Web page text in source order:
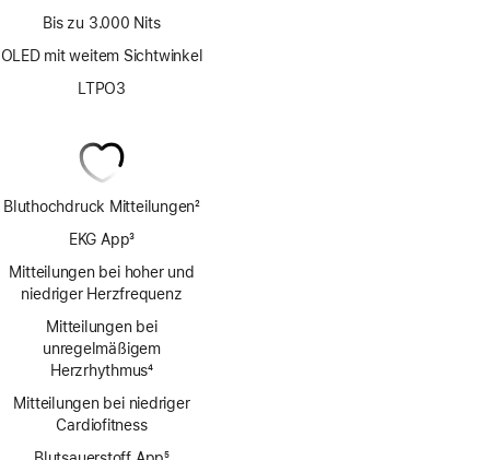
Bis zu 3.000 Nits
OLED mit weitem Sichtwinkel
LTPO3
Bluthochdruck Mitteilungen2
EKG App3
Mitteilungen bei hoher und
niedriger Herzfrequenz
Mitteilungen bei
unregelmäßigem
Herzrhythmus4
Mitteilungen bei niedriger
Cardio­fitness